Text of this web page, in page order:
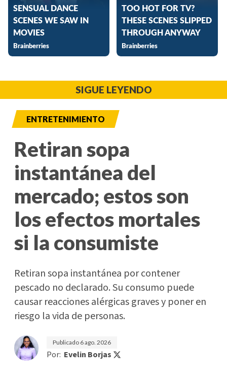
SIGUE LEYENDO
ENTRETENIMIENTO
Retiran sopa
instantánea del
mercado; estos son
los efectos mortales
si la consumiste
Retiran sopa instantánea por contener
pescado no declarado. Su consumo puede
causar reacciones alérgicas graves y poner en
riesgo la vida de personas.
Publicado 6 ago. 2026
Por: Evelin Borjas